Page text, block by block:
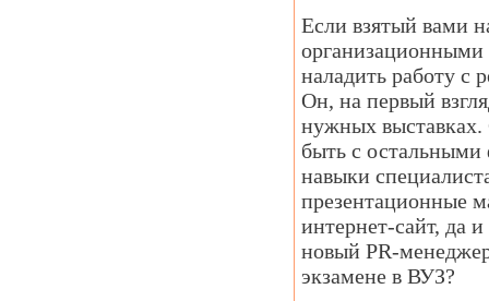
Если взятый вами
организационными
наладить работу с
Он, на первый
нужных
быть с
навыки
презентационные
интернет-сайт, да
новый PR-
экзамене в ВУЗ?